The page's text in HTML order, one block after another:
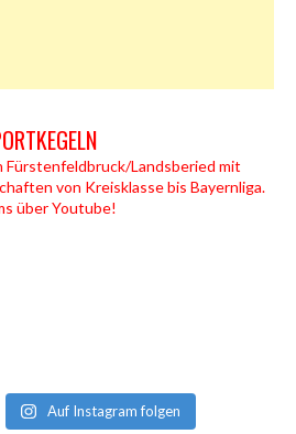
Fürstenfeldbruck/Landsberied mit
von Kreisklasse bis Bayernliga.
über Youtube!
Auf Instagram folgen